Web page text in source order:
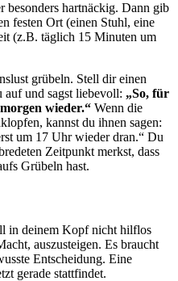
besonders hartnäckig. Dann gib
festen Ort (einen Stuhl, eine
(z.B. täglich 15 Minuten um
grübeln. Stell dir einen
auf und sagst liebevoll: „So, für
wieder.“ Wenn die
kannst du ihnen sagen:
um 17 Uhr wieder dran.“ Du
Zeitpunkt merkst, dass
Grübeln hast.
in deinem Kopf nicht hilflos
auszusteigen. Es braucht
Entscheidung. Eine
gerade stattfindet.